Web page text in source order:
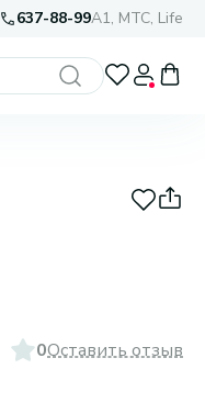
637-88-99A1, МТС, Life
0Оставить отзыв